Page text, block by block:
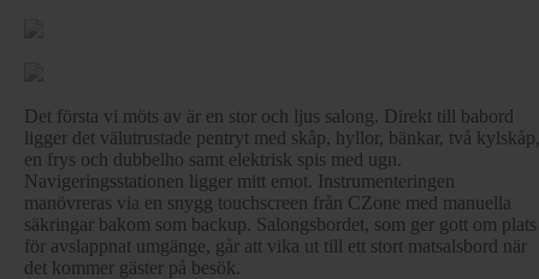
Det första vi möts av är en stor och ljus salong. Direkt till babord
ligger det välutrustade pentryt med skåp, hyllor, bänkar, två kylskåp,
en frys och dubbelho samt elektrisk spis med ugn.
Navigeringsstationen ligger mitt emot. Instrumenteringen
manövreras via en snygg touchscreen från CZone med manuella
säkringar bakom som backup. Salongsbordet, som ger gott om plats
för avslappnat umgänge, går att vika ut till ett stort matsalsbord när
det kommer gäster på besök.